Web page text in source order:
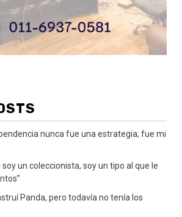
nunca fue una estrategia; fue mi
soy un coleccionista, soy un tipo al que le
Panda, pero todavía no tenía los